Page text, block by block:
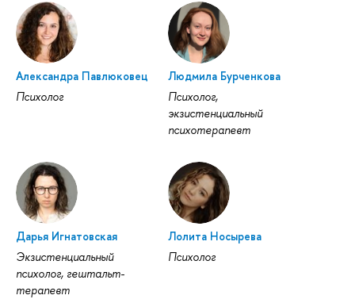
Александра Павлюковец
Психолог
Людмила Бурченкова
Психолог,
экзистенциальный
психотерапевт
Дарья Игнатовская
Экзистенциальный
психолог, гештальт-
терапевт
Лолита Носырева
Психолог